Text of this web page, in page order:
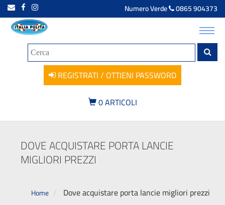
Numero Verde 0865 904373
REGISTRATI / OTTIENI PASSWORD
0ARTICOLI
DOVE ACQUISTARE PORTA LANCIE
MIGLIORI PREZZI
Home Dove acquistare porta lancie migliori prezzi